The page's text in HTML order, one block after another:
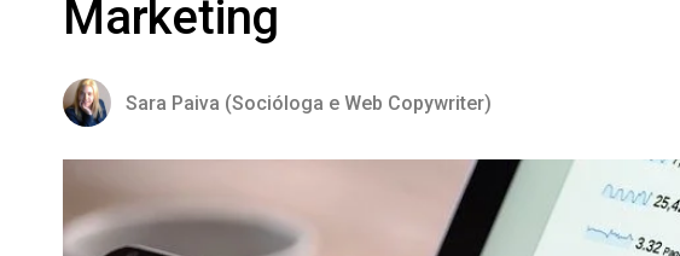
Marketing
Sara Paiva (Socióloga e Web Copywriter)